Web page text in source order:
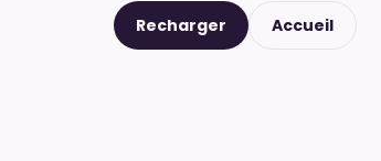
Recharger Accueil